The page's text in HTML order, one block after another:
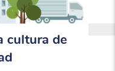
cultura de